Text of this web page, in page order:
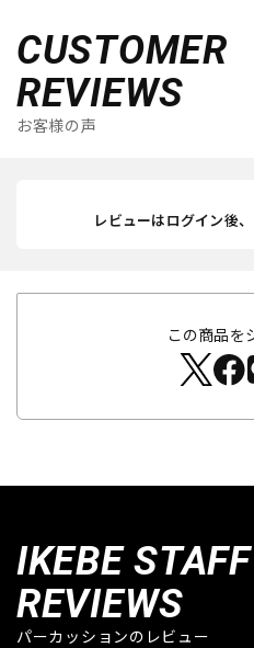
CUSTOMER
REVIEWS
お客様の声
レビューはログイン後
この商品を
IKEBE STAFF
REVIEWS
パーカッションのレビュー